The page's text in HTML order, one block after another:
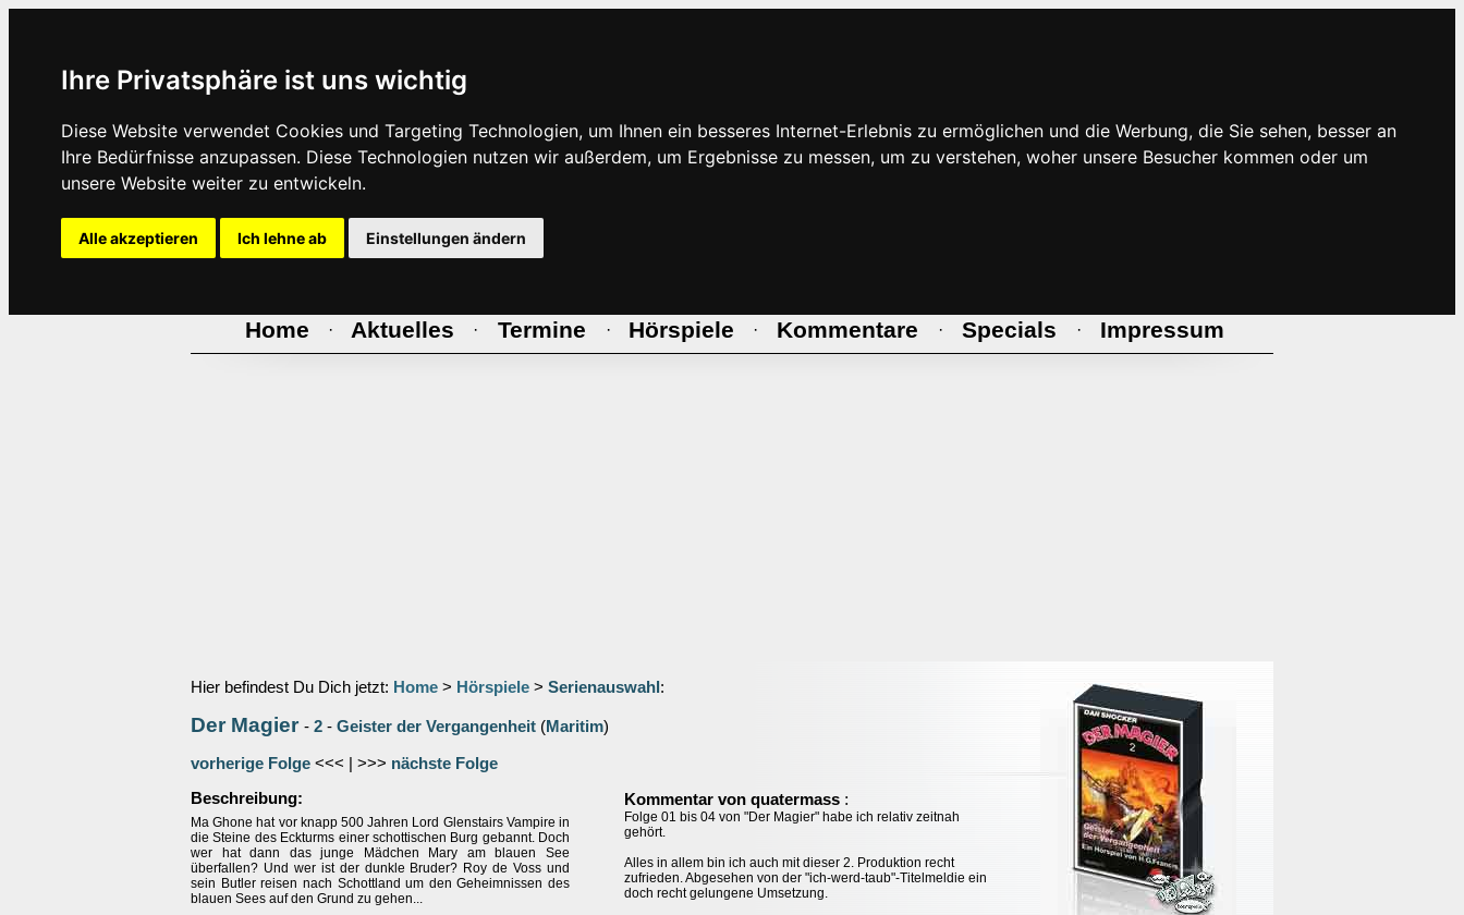
Ihre Privatsphäre ist uns wichtig
Diese Website verwendet Cookies und Targeting Technologien, um Ihnen ein besseres Internet-Erlebnis zu ermöglichen und die Werbung, die Sie sehen, besser an
Ihre Bedürfnisse anzupassen. Diese Technologien nutzen wir außerdem, um Ergebnisse zu messen, um zu verstehen, woher unsere Besucher kommen oder um
unsere Website weiter zu entwickeln.
Alle akzeptieren Ich lehne ab Einstellungen ändern
Home · Aktuelles · Termine · Hörspiele · Kommentare · Specials · Impressum
Hier befindest Du Dich jetzt: Home > Hörspiele > Serienauswahl :
Der Magier - 2 - Geister der Vergangenheit (Maritim)
vorherige Folge <<< | >>> nächste Folge
Beschreibung:
Ma Ghone hat vor knapp 500 Jahren Lord Glenstairs Vampire in
die Steine des Eckturms einer schottischen Burg gebannt. Doch
wer hat dann das junge Mädchen Mary am blauen See
überfallen? Und wer ist der dunkle Bruder? Roy de Voss und
sein Butler reisen nach Schottland um den Geheimnissen des
blauen Sees auf den Grund zu gehen...
Kommentar von quatermass :
Folge 01 bis 04 von "Der Magier" habe ich relativ zeitnah
gehört.
Alles in allem bin ich auch mit dieser 2. Produktion recht
zufrieden. Abgesehen von der "ich-werd-taub"-Titelmeldie ein
doch recht gelungene Umsetzung.